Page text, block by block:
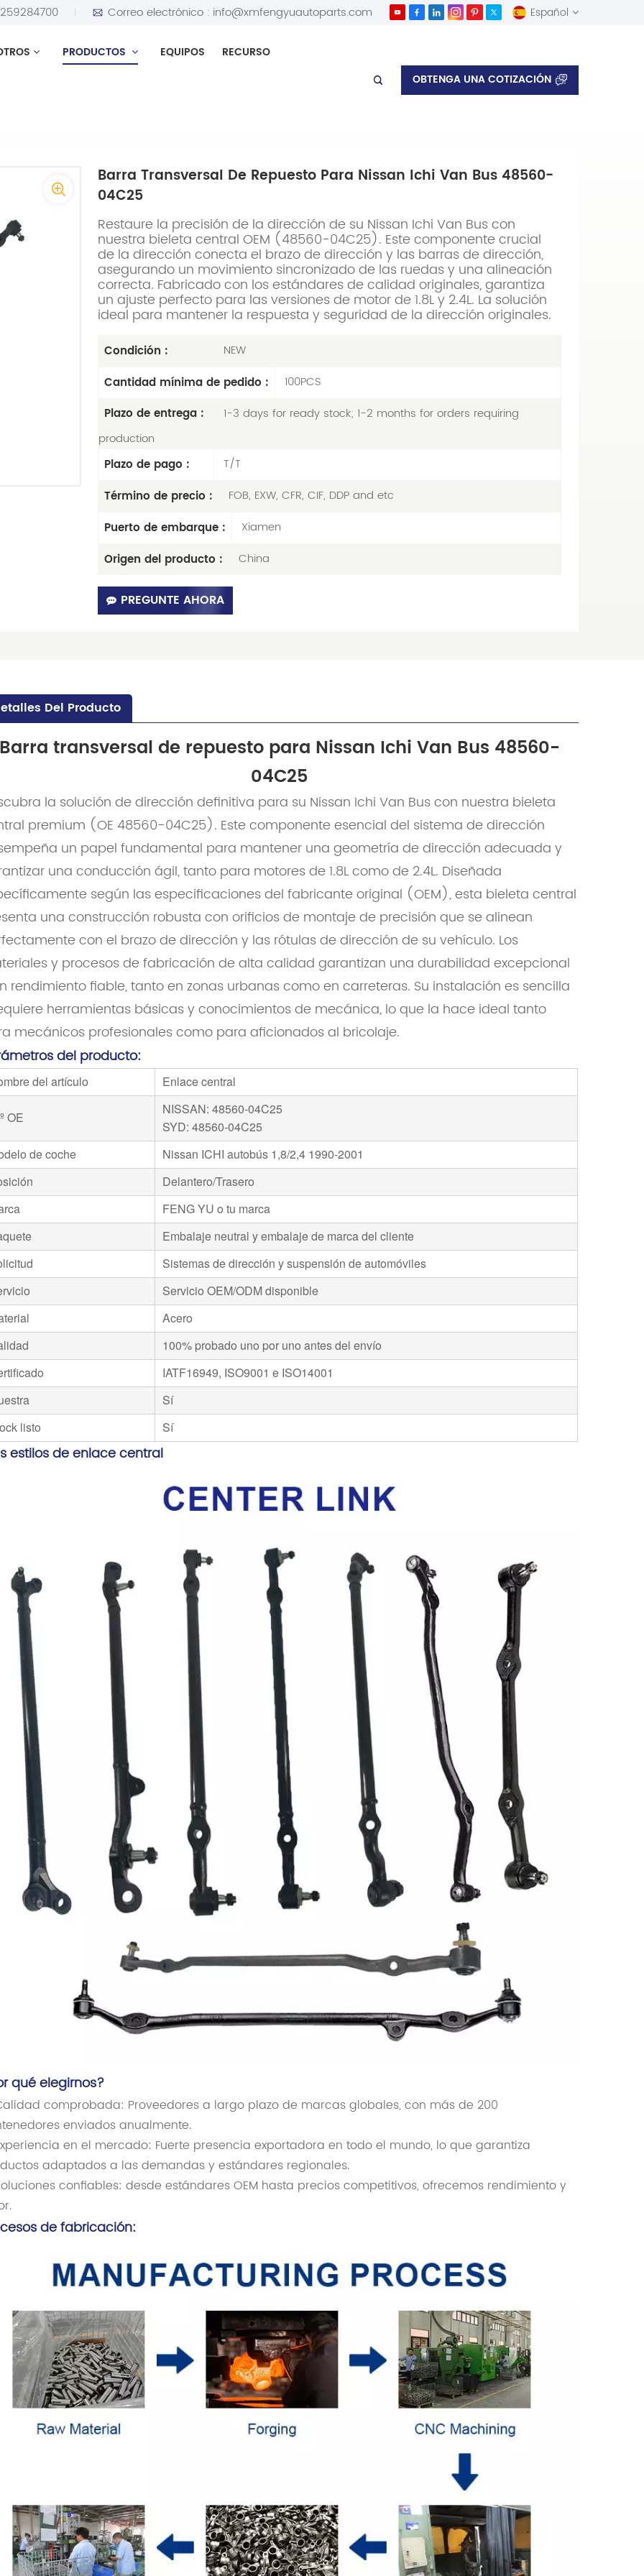
Correo electrónico : info@xmfengyuautoparts.com Español
English
PRODUCTOS EQUIPOS RECURSO
OBTENGA UNA COTIZACIÓN
repuesto para Nissan Ichi Van Bus 48560-04C25
Barra Transversal De Repuesto Para Nissan Ichi Van Bus 48560-
04C25
Restaure la precisión de la dirección de su Nissan Ichi Van Bus con
nuestra bieleta central OEM (48560-04C25). Este componente crucial
de la dirección conecta el brazo de dirección y las barras de dirección,
asegurando un movimiento sincronizado de las ruedas y una alineación
correcta. Fabricado con los estándares de calidad originales, garantiza
un ajuste perfecto para las versiones de motor de 1.8L y 2.4L. La solución
ideal para mantener la respuesta y seguridad de la dirección originales.
Condición :
NEW
Cantidad mínima de pedido :
100PCS
Plazo de entrega :
1-3 days for ready stock; 1-2 months for orders requiring
production
Plazo de pago :
T/T
Término de precio :
FOB, EXW, CFR, CIF, DDP and etc
Puerto de embarque :
Xiamen
Origen del producto :
China
PREGUNTE AHORA
Del Producto
Barra transversal de repuesto para Nissan Ichi Van Bus 48560-
04C25
la solución de dirección definitiva para su Nissan Ichi Van Bus con nuestra bieleta
premium (OE 48560-04C25). Este componente esencial del sistema de dirección
un papel fundamental para mantener una geometría de dirección adecuada y
una conducción ágil, tanto para motores de 1.8L como de 2.4L. Diseñada
según las especificaciones del fabricante original (OEM), esta bieleta central
una construcción robusta con orificios de montaje de precisión que se alinean
con el brazo de dirección y las rótulas de dirección de su vehículo. Los
y procesos de fabricación de alta calidad garantizan una durabilidad excepcional
rendimiento fiable, tanto en zonas urbanas como en carreteras. Su instalación es sencilla
herramientas básicas y conocimientos de mecánica, lo que la hace ideal tanto
mecánicos profesionales como para aficionados al bricolaje.
del producto:
del artículo Enlace central
OE
NISSAN: 48560-04C25
SYD: 48560-04C25
de coche
Nissan ICHI autobús 1,8/2,4 1990-2001
Delantero/Trasero
FENG YU o tu marca
Embalaje neutral y embalaje de marca del cliente
Sistemas de dirección y suspensión de automóviles
Servicio OEM/ODM disponible
Acero
100% probado uno por uno antes del envío
IATF16949, ISO9001 e ISO14001
Sí
listo
Sí
estilos de enlace central
qué elegirnos?
comprobada: Proveedores a largo plazo de marcas globales, con más de 200
enviados anualmente.
en el mercado: Fuerte presencia exportadora en todo el mundo, lo que garantiza
adaptados a las demandas y estándares regionales.
confiables: desde estándares OEM hasta precios competitivos, ofrecemos rendimiento y
de fabricación: